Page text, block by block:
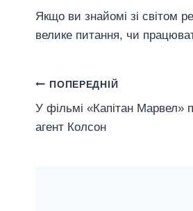
Якщо ви знайомі зі світом
велике питання, чи
Навігація
Записів
ПОПЕРЕДНІЙ
У фільмі «Капітан Марвел»
агент Колсон